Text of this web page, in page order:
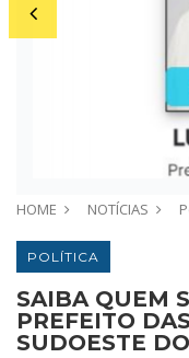
HOME NOTÍCIAS
POLÍTICA
SAIBA QUEM
PREFEITO
SUDOESTE